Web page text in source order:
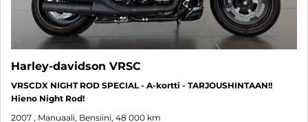
Harley-davidson VRSC
VRSCDX NIGHT ROD SPECIAL - A-kortti - TARJOUSHINTAAN!!
Hieno Night Rod!
2007 , Manuaali, Bensiini, 48 000 km